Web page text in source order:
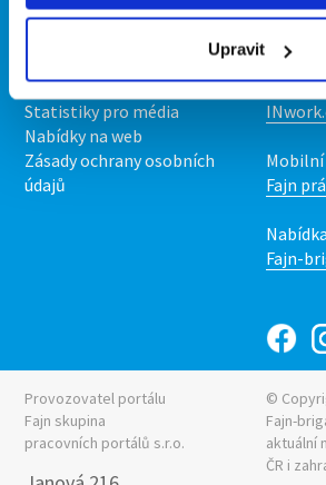
Upravit
Kontakt
Upravit předvolby cookies
Statistiky pro média
Nabídky na web
Zásady ochrany osobních
údajů
Fajn
Fajn-
Provozovatel portálu
Fajn skupina
pracovních portálů s.r.o.
©
Fajn-
aktuální
ČR i